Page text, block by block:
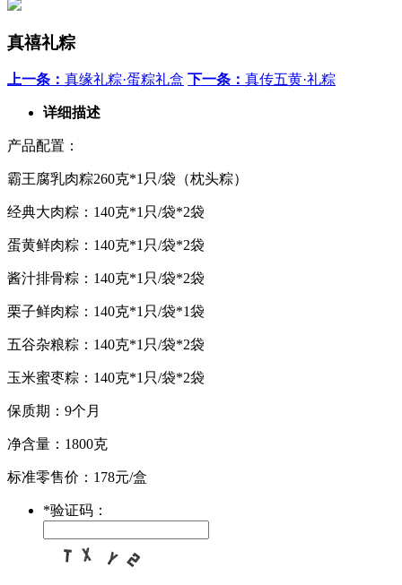
真禧礼粽
上一条： 真缘礼粽·蛋粽礼盒 下一条： 真传五黄·礼粽
详细描述
产品配置：
霸王腐乳肉粽260克*1只/袋（枕头粽）
经典大肉粽：140克*1只/袋*2袋
蛋黄鲜肉粽：140克*1只/袋*2袋
酱汁排骨粽：140克*1只/袋*2袋
栗子鲜肉粽：140克*1只/袋*1袋
五谷杂粮粽：140克*1只/袋*2袋
玉米蜜枣粽：140克*1只/袋*2袋
保质期：9个月
净含量：1800克
标准零售价：178元/盒
*验证码：